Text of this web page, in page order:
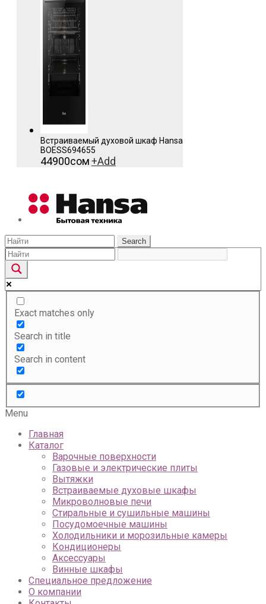
Встраиваемый духовой шкаф Hansa
BOESS694655
44900сом+Add
Search
Exact matches only
Search in title
Search in content
Menu
Главная
Каталог
Варочные поверхности
Газовые и электрические плиты
Вытяжки
Встраиваемые духовые шкафы
Микроволновые печи
Стиральные и сушильные машины
Посудомоечные машины
Холодильники и морозильные камеры
Кондиционеры
Аксессуары
Винные шкафы
Специальное предложение
О компании